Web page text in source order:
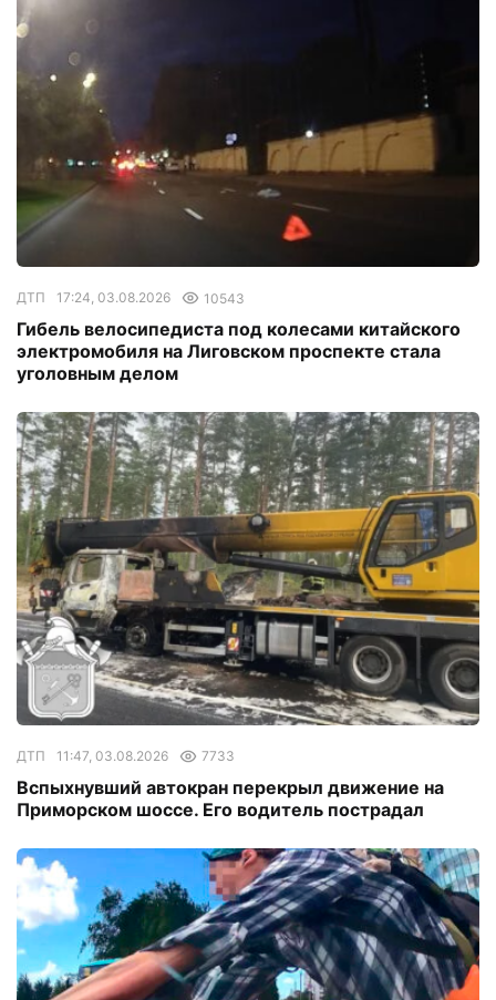
ДТП 17:24, 03.08.2026 10543
Гибель велосипедиста под колесами китайского
электромобиля на Лиговском проспекте стала
уголовным делом
ДТП 11:47, 03.08.2026 7733
Вспыхнувший автокран перекрыл движение на
Приморском шоссе. Его водитель пострадал